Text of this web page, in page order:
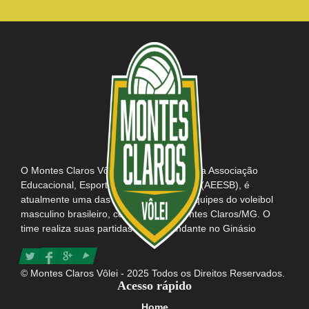
O Montes Claros Vôlei, em parceria com a Associação
Educacional, Esportiva e Social do Brasil (AEESB), é
atualmente uma das mais tradicionais equipes do voleibol
masculino brasileiro, com sede em Montes Claros/MG. O
time realiza suas partidas como mandante no Ginásio
Poliesportivo Tancredo Neves e possui consigo o título da
maior e mais apaixonada torcida do Brasil.
© Montes Claros Vôlei - 2025 Todos os Direitos Reservados.
Acesso rápido